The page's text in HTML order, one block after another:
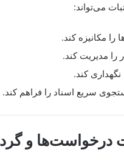
می‌تواند:
را مکانیزه کند.
را مدیریت کند.
کند.
سریع اسناد را فراهم کند.